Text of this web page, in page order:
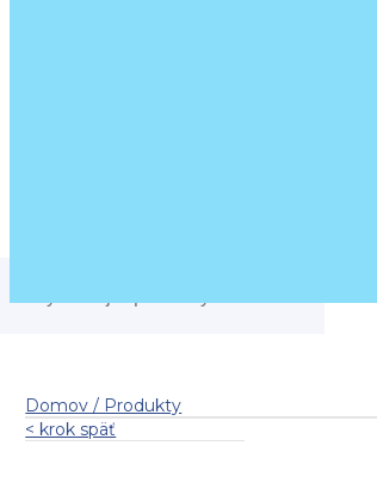
Domov / Produkty
< krok späť